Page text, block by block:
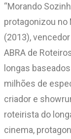
“Morando
protagonizou no
(2013),
ABRA de
longas
milhões de
criador e
roteirista do
cinema,